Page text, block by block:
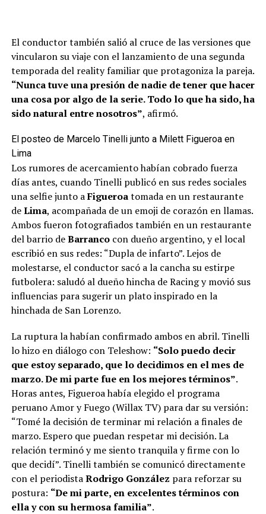
El conductor también salió al cruce de las versiones que
vincularon su viaje con el lanzamiento de una segunda
temporada del reality familiar que protagoniza la pareja.
“Nunca tuve una presión de nadie de tener que hacer
una cosa por algo de la serie. Todo lo que ha sido, ha
sido natural entre nosotros”, afirmó.
El posteo de Marcelo Tinelli junto a Milett Figueroa en
Lima
Los rumores de acercamiento habían cobrado fuerza
días antes, cuando Tinelli publicó en sus redes sociales
una selfie junto aFigueroatomada en un restaurante
deLima, acompañada de un emoji de corazón en llamas.
Ambos fueron fotografiados también en un restaurante
del barrio deBarrancocon dueño argentino, y el local
escribió en sus redes: “Dupla de infarto”. Lejos de
molestarse, el conductor sacó a la cancha su estirpe
futbolera: saludó al dueño hincha de Racing y movió sus
influencias para sugerir un plato inspirado en la
hinchada de San Lorenzo.
La ruptura la habían confirmado ambos en abril. Tinelli
lo hizo en diálogo con Teleshow: “Solo puedo decir
que estoy separado, que lo decidimos en el mes de
marzo. De mi parte fue en los mejores términos”.
Horas antes, Figueroa había elegido el programa
peruano Amor y Fuego (Willax TV) para dar su versión:
“Tomé la decisión de terminar mi relación a finales de
marzo. Espero que puedan respetar mi decisión. La
relación terminó y me siento tranquila y firme con lo
que decidí”. Tinelli también se comunicó directamente
con el periodistaRodrigo González para reforzar su
postura: “De mi parte, en excelentes términos con
ella y con su hermosa familia”.